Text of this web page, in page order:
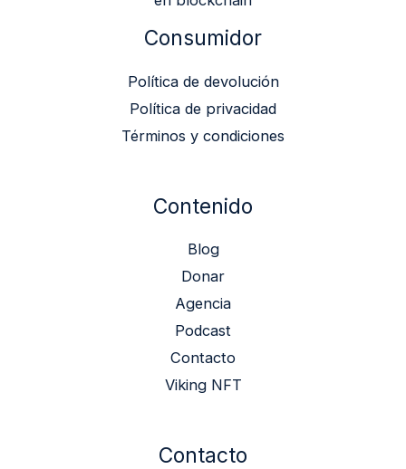
Consumidor
Política de devolución
Política de privacidad
Términos y condiciones
Contenido
Blog
Donar
Agencia
Podcast
Contacto
Viking NFT
Contacto